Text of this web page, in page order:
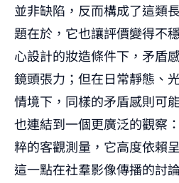
並非缺陷，反而構成了這類
題在於，它也讓評價變得不
心設計的妝造條件下，矛盾
鏡頭張力；但在日常靜態、
情境下，同樣的矛盾感則可
也連結到一個更廣泛的觀察
粹的客觀測量，它高度依賴
這一點在社羣影像傳播的討